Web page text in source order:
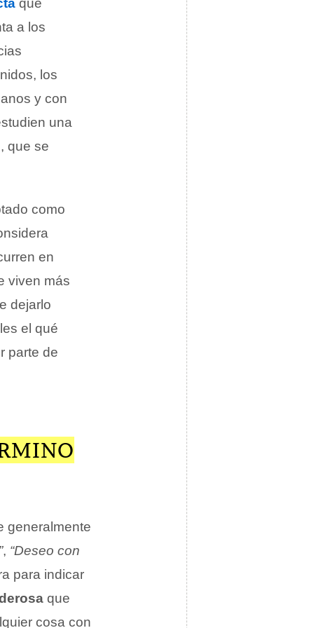
que
a los
los
y con
una
que se
como
en
viven más
dejarlo
el qué
parte de
generalmente
, “Deseo con
para indicar
que
cosa con